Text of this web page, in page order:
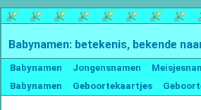
Babynamen: betekenis, bekende
Babynamen Jongensnamen
Babynamen
Geboortekaartjes